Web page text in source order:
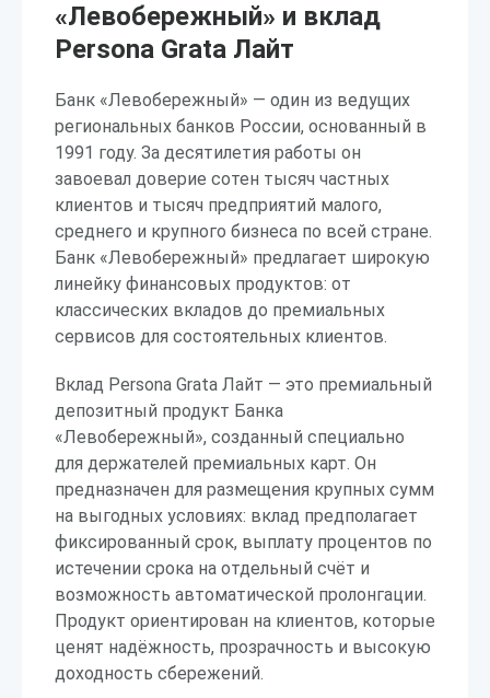
«Левобережный» и вклад
Persona Grata Лайт
Банк «Левобережный» — один из ведущих
региональных банков России, основанный в
1991 году. За десятилетия работы он
завоевал доверие сотен тысяч частных
клиентов и тысяч предприятий малого,
среднего и крупного бизнеса по всей стране.
Банк «Левобережный» предлагает широкую
линейку финансовых продуктов: от
классических вкладов до премиальных
сервисов для состоятельных клиентов.
Вклад Persona Grata Лайт — это премиальный
депозитный продукт Банка
«Левобережный», созданный специально
для держателей премиальных карт. Он
предназначен для размещения крупных сумм
на выгодных условиях: вклад предполагает
фиксированный срок, выплату процентов по
истечении срока на отдельный счёт и
возможность автоматической пролонгации.
Продукт ориентирован на клиентов, которые
ценят надёжность, прозрачность и высокую
доходность сбережений.